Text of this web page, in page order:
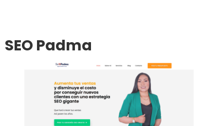
SEO Padma